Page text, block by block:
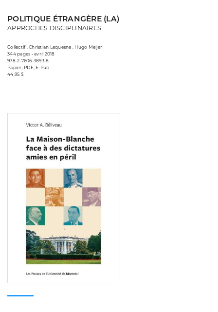
POLITIQUE ÉTRANGÈRE (LA)
APPROCHES DISCIPLINAIRES
Collectif , Christian Lequesne , Hugo Meijer
344 pages • avril 2018
978-2-7606-3893-8
Papier, PDF, E-Pub
44,95 $